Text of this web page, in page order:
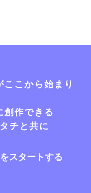
こから始まり
創作できる
チと共に
スタートする